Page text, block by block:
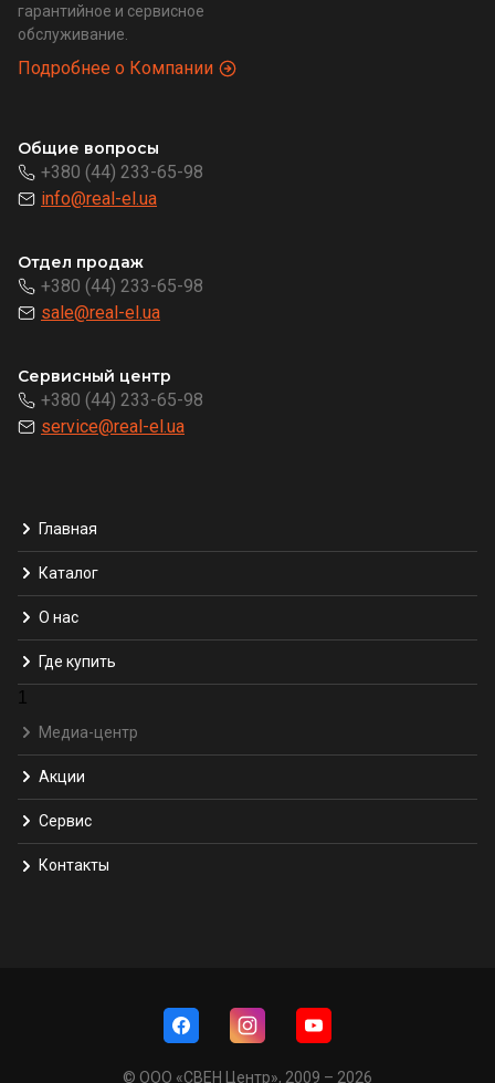
гарантийное и сервисное
обслуживание.
Подробнее о Компании
Общие вопросы
+380 (44) 233-65-98
info@real-el.ua
Отдел продаж
+380 (44) 233-65-98
sale@real-el.ua
Сервисный центр
+380 (44) 233-65-98
service@real-el.ua
Главная
Каталог
О нас
Где купить
1
Медиа-центр
Акции
Сервис
Контакты
© ООО «СВЕН Центр», 2009 – 2026